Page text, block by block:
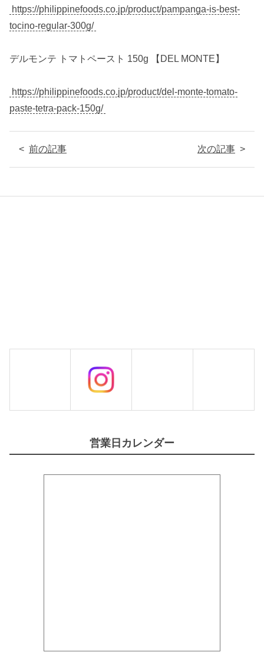
https://philippinefoods.co.jp/product/pampanga-is-best-
tocino-regular-300g/
デルモンテ トマトペースト 150g 【DEL MONTE】
https://philippinefoods.co.jp/product/del-monte-tomato-
paste-tetra-pack-150g/
前の記事 次の記事
営業日カレンダー